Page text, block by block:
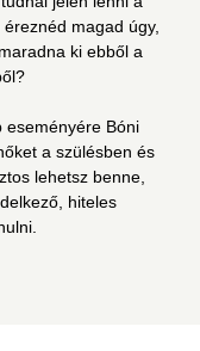
magad úgy,
ki ebből a
eseményére Bóni
a szülésben és
lehetsz benne,
hiteles